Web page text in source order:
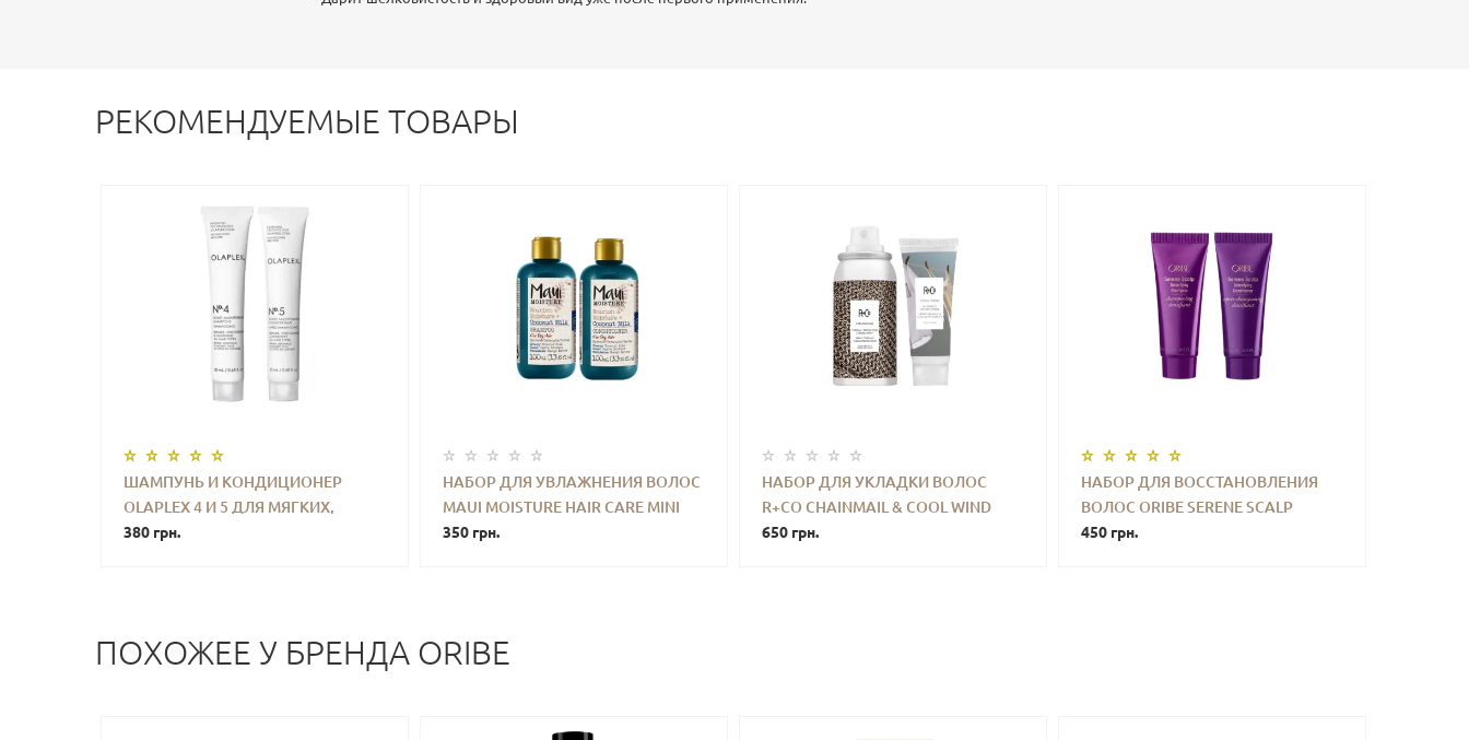
РЕКОМЕНДУЕМЫЕ ТОВАРЫ
ШАМПУНЬ И КОНДИЦИОНЕР
OLAPLEX 4 И 5 ДЛЯ МЯГКИХ,
БЛЕСТЯЩИХ И ЗАМЕТНО
380 грн.
НАБОР ДЛЯ УВЛАЖНЕНИЯ ВОЛОС
MAUI MOISTURE HAIR CARE MINI
350 грн.
НАБОР ДЛЯ УКЛАДКИ ВОЛОС
R+CO CHAINMAIL & COOL WIND
650 грн.
НАБОР ДЛЯ ВОССТАНОВЛЕНИЯ
ВОЛОС ORIBE SERENE SCALP
DENSIFYING SHAMPOO &
450 грн.
ПОХОЖЕЕ У БРЕНДА ORIBE